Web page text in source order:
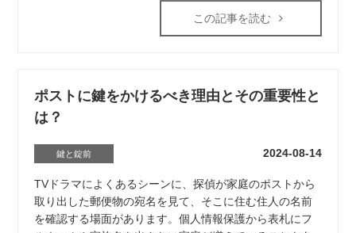
この記事を読む
ポストに鍵をかけるべき理由とその重要性と
は？
鍵と錠前 2024-08-14
TVドラマによくあるシーンに、探偵が家庭のポストから
取り出した郵便物の宛名を見て、そこに住む住人の名前
を確認する場面があります。個人情報保護から表札にフ